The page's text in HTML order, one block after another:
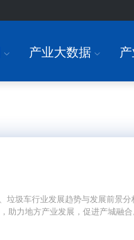
I 产业大数据 I
圾车行业发展趋势与发展前景分
力地方产业发展，促进产城融合